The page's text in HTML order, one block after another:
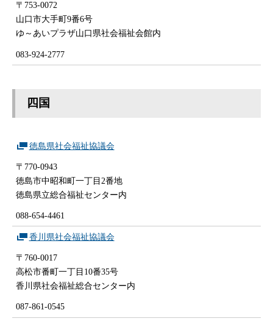
〒753-0072
山口市大手町9番6号
ゆ～あいプラザ山口県社会福祉会館内
083-924-2777
四国
徳島県社会福祉協議会
〒770-0943
徳島市中昭和町一丁目2番地
徳島県立総合福祉センター内
088-654-4461
香川県社会福祉協議会
〒760-0017
高松市番町一丁目10番35号
香川県社会福祉総合センター内
087-861-0545